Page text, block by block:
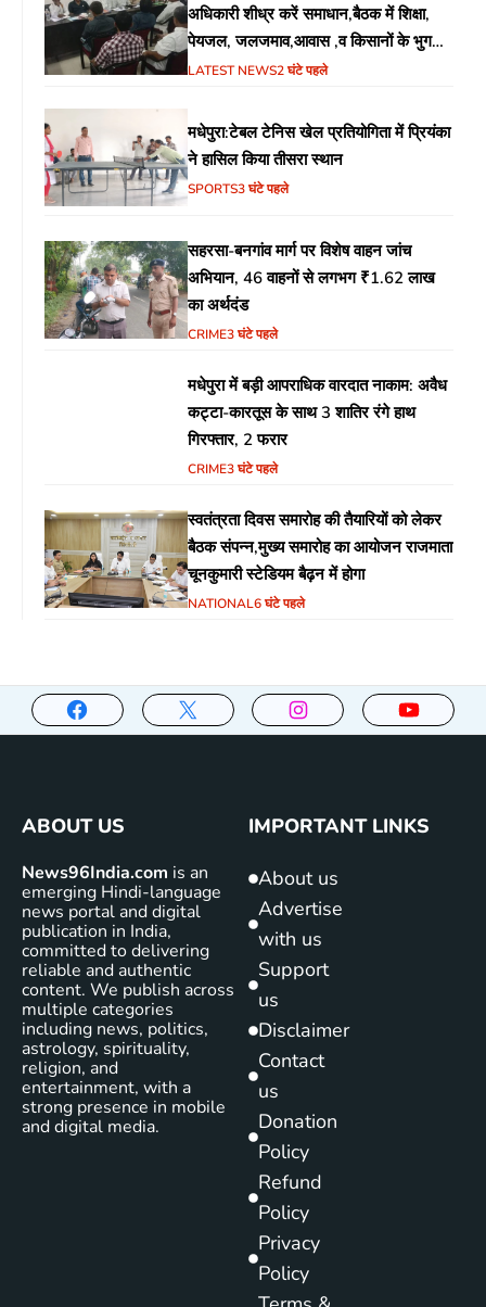
अधिकारी शीध्र करें समाधान,बैठक में शिक्षा,
पेयजल, जलजमाव,आवास ,व किसानों के भुगतान
का उठा मुद्दा
LATEST NEWS2 घंटे पहले
मधेपुरा:टेबल टेनिस खेल प्रतियोगिता में प्रियंका
ने हासिल किया तीसरा स्थान
SPORTS3 घंटे पहले
सहरसा-बनगांव मार्ग पर विशेष वाहन जांच
अभियान, 46 वाहनों से लगभग ₹1.62 लाख
का अर्थदंड
CRIME3 घंटे पहले
मधेपुरा में बड़ी आपराधिक वारदात नाकाम: अवैध
कट्टा-कारतूस के साथ 3 शातिर रंगे हाथ
गिरफ्तार, 2 फरार
CRIME3 घंटे पहले
स्वतंत्रता दिवस समारोह की तैयारियों को लेकर
बैठक संपन्न,मुख्य समारोह का आयोजन राजमाता
चूनकुमारी स्टेडियम बैढ़न में होगा
NATIONAL6 घंटे पहले
ABOUT US
News96India.com is an
emerging Hindi-language
news portal and digital
publication in India,
committed to delivering
reliable and authentic
content. We publish across
multiple categories
including news, politics,
astrology, spirituality,
religion, and
entertainment, with a
strong presence in mobile
and digital media.
IMPORTANT LINKS
About us
Advertise
with us
Support
us
Disclaimer
Contact
us
Donation
Policy
Refund
Policy
Privacy
Policy